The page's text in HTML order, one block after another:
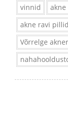
vinnid
akne ravi pillid
Võrrelge